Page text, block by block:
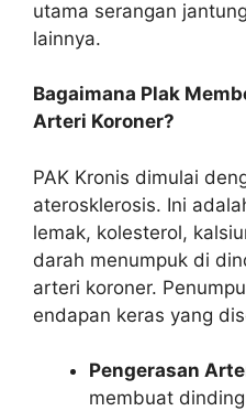
utama serangan
lainnya.
Bagaimana Plak
Arteri Koroner?
PAK Kronis dimulai
aterosklerosis. Ini
lemak, kolesterol,
darah menumpuk di
arteri koroner.
endapan keras yang
Pengerasan
membuat